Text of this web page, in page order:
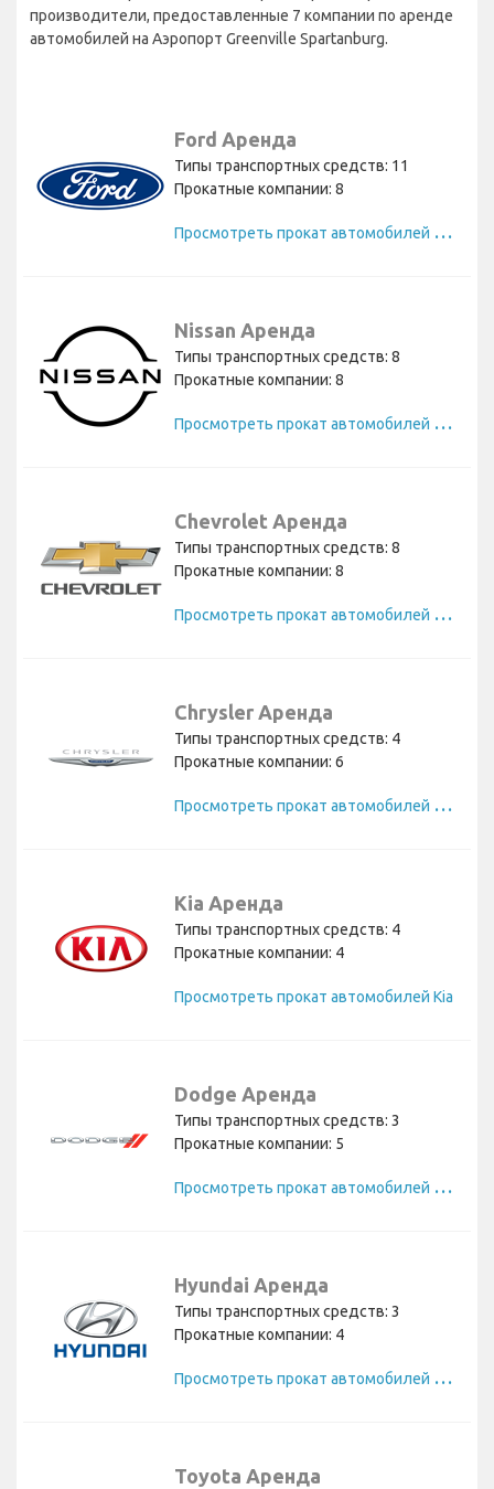
производители, предоставленные 7 компании по аренде
автомобилей на Аэропорт Greenville Spartanburg.
Ford Аренда
Типы транспортных средств: 11
Прокатные компании: 8
П
росмотреть прокат автомобилей Ford
Nissan Аренда
Типы транспортных средств: 8
Прокатные компании: 8
П
росмотреть прокат автомобилей Nissan
Chevrolet Аренда
Типы транспортных средств: 8
Прокатные компании: 8
П
росмотреть прокат автомобилей Chevrolet
Chrysler Аренда
Типы транспортных средств: 4
Прокатные компании: 6
П
росмотреть прокат автомобилей Chrysler
Kia Аренда
Типы транспортных средств: 4
Прокатные компании: 4
Просмотреть прокат автомобилей Kia
Dodge Аренда
Типы транспортных средств: 3
Прокатные компании: 5
П
росмотреть прокат автомобилей Dodge
Hyundai Аренда
Типы транспортных средств: 3
Прокатные компании: 4
П
росмотреть прокат автомобилей Hyundai
Toyota Аренда